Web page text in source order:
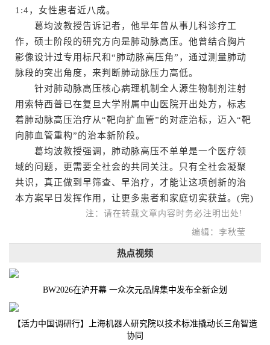
1:4，女性患者近八成。
葛均波教授告诉记者，他早年曾从事儿科诊疗工
作，硕士阶段的研究方向是肺动脉高压。他曾结合胸片
影像设计过专用标尺和“肺动脉高压角”，通过测量肺动
脉段的突出角度，来判断肺动脉压力高低。
针对肺动脉高压核心病理机制全人源生物制剂注射
用索特西普已在复旦大学附属中山医院开出处方，标志
着肺动脉高压治疗从“靶向扩血管”的对症治标，迈入“靶
向肺血管重构”的治本新阶段。
葛均波教授强调，肺动脉高压不单单是一个医疗领
域的问题，更需要全社会的共同关注。只有全社会凝聚
共识，真正做到早筛查、早治疗，才能让这项创新的治
本方案早日发挥作用，让更多患者和家庭切实获益。(完)
注：请在转载文章内容时务必注明出处!
编辑：李秋莹
热点视频
BW2026在沪开幕 一众次元品牌集中发布全新企划
【活力中国调研行】上海机器人研究院以技术标准撬动长三角智造
协同